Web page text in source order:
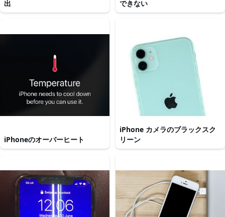
出 できない
iPhoneのオーバーヒート
iPhone カメラのブラックスク
リーン